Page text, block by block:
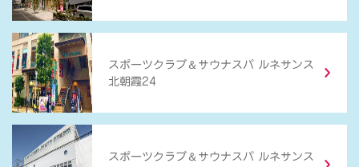
スポーツクラブ ＆ サウナスパ ルネサンス
北朝霞24
スポーツクラブ ＆ サウナスパ ルネサンス